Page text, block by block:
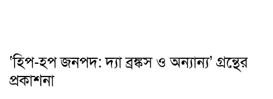
‘হিপ-হপ জনপদ: দ্যা ব্রঙ্কস ও অন্যান্য’ গ্রন্থের
প্রকাশনা